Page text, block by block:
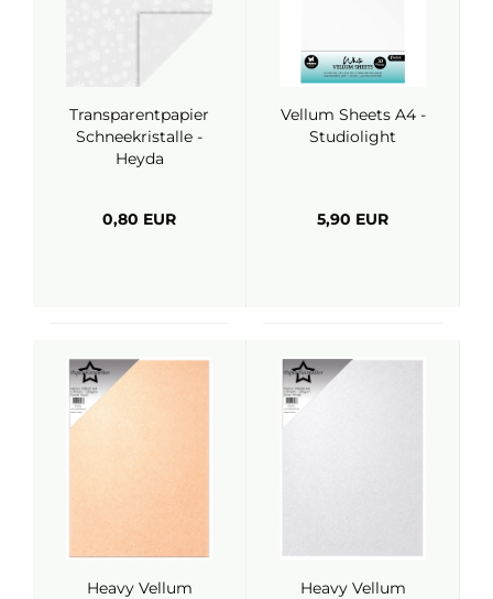
Transparentpapier
Schneekristalle -
Heyda
0,80 EUR
Vellum Sheets A4 -
Studiolight
5,90 EUR
Heavy Vellum
Heavy Vellum